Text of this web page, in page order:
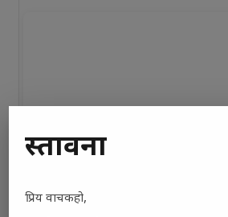
प्रस्तावना
प्रिय वाचकहो,